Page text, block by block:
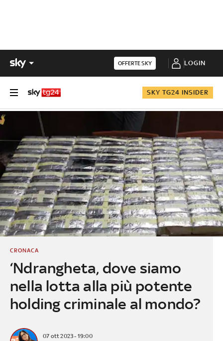
OFFERTE SKY LOGIN
SKY TG24 INSIDER
‘Ndrangheta, dove siamo
nella lotta alla più potente
holding criminale al mondo?
CRONACA
07 ott 2023 - 19:00